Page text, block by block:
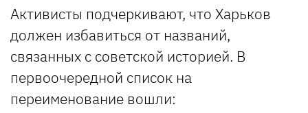
Активисты подчеркивают, что Харьков
должен избавиться от названий,
связанных с советской историей. В
первоочередной список на
переименование вошли: